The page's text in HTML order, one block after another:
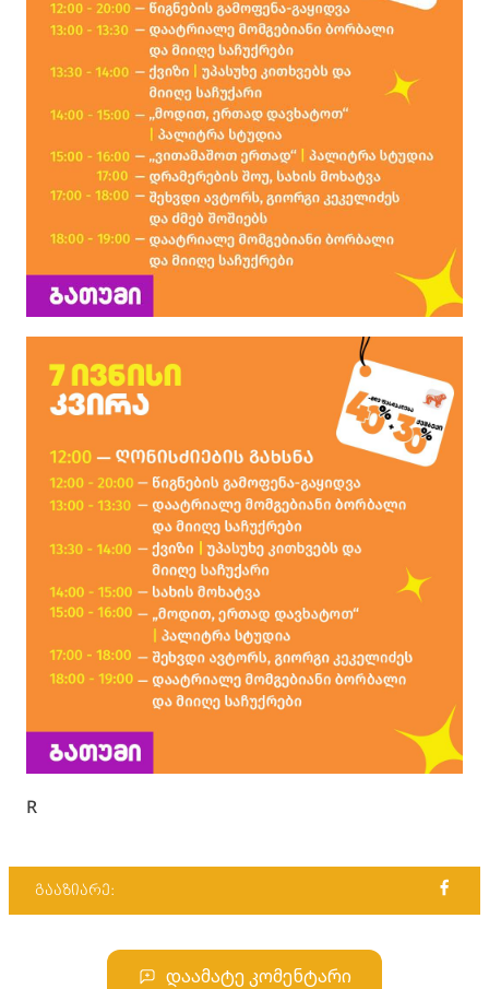
R
გააზიარე:
დაამატე კომენტარი